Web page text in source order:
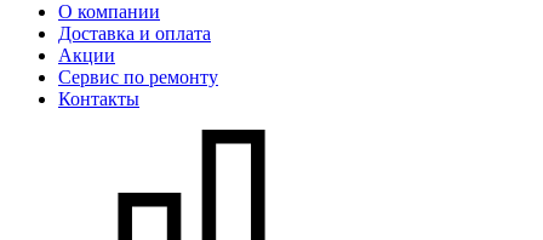
О компании
Доставка и оплата
Акции
Сервис по ремонту
Контакты